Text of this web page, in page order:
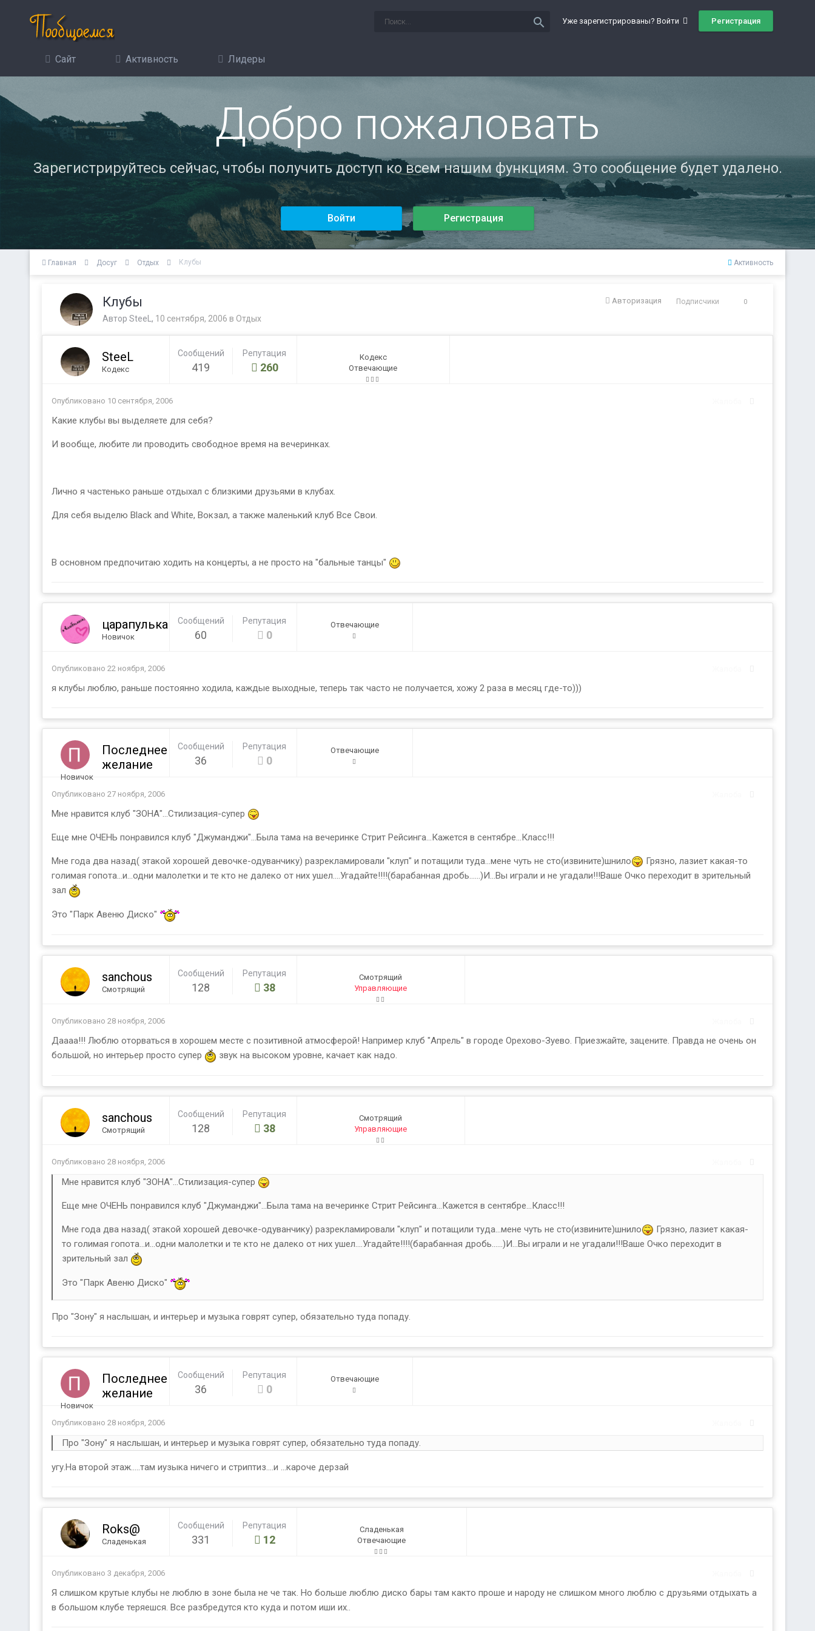
Уже зарегистрированы? Войти Регистрация
search
Сайт Активность Лидеры
Добро пожаловать
Зарегистрируйтесь сейчас, чтобы получить доступ ко всем нашим функциям. Это сообщение будет удалено.
Войти Регистрация
Активность
Главная Досуг Отдых Клубы
Авторизация Подписчики 0
Клубы
Автор SteeL , 10 сентября, 2006 в Отдых
SteeL
Кодекс
Сообщений
419
Репутация
260
Кодекс
Отвечающие
Опубликовано 10 сентября, 2006
Какие клубы вы выделяете для себя?
И вообще, любите ли проводить свободное время на вечеринках.
Лично я частенько раньше отдыхал с близкими друзьями в клубах.
Для себя выделю Black and White, Вокзал, а также маленький клуб Все Свои.
В основном предпочитаю ходить на концерты, а не просто на "бальные танцы"
царапулька
Новичок
Сообщений
60
Репутация
0
Отвечающие
Опубликовано 22 ноября, 2006
я клубы люблю, раньше постоянно ходила, каждые выходные, теперь так часто не получается, хожу 2 раза в месяц где-то)))
Последнее
желание
Новичок
Сообщений
36
Репутация
0
Отвечающие
Опубликовано 27 ноября, 2006
Мне нравится клуб "ЗОНА"...Стилизация-супер
Еще мне ОЧЕНЬ понравился клуб "Джуманджи"...Была тама на вечеринке Стрит Рейсинга...Кажется в сентябре...Класс!!!
Мне года два назад( этакой хорошей девочке-одуванчику) разрекламировали "клуп" и потащили туда...мене чуть не сто(извините)шнило
Грязно, лазиет какая-то
голимая гопота...и...одни малолетки и те кто не далеко от них ушел....Угадайте!!!!(барабанная дробь......)И...Вы играли и не угадали!!!Ваше Очко переходит в зрительный
зал
Это "Парк Авеню Диско"
sanchous
Смотрящий
Сообщений
128
Репутация
38
Смотрящий
Управляющие
Опубликовано 28 ноября, 2006
Даааа!!! Люблю оторваться в хорошем месте с позитивной атмосферой! Например клуб "Апрель" в городе Орехово-Зуево. Приезжайте, зацените. Правда не очень он
большой, но интерьер просто супер
звук на высоком уровне, качает как надо.
sanchous
Смотрящий
Сообщений
128
Репутация
38
Смотрящий
Управляющие
Опубликовано 28 ноября, 2006
Мне нравится клуб "ЗОНА"...Стилизация-супер
Еще мне ОЧЕНЬ понравился клуб "Джуманджи"...Была тама на вечеринке Стрит Рейсинга...Кажется в сентябре...Класс!!!
Мне года два назад( этакой хорошей девочке-одуванчику) разрекламировали "клуп" и потащили туда...мене чуть не сто(извините)шнило
Грязно, лазиет какая-
то голимая гопота...и...одни малолетки и те кто не далеко от них ушел....Угадайте!!!!(барабанная дробь......)И...Вы играли и не угадали!!!Ваше Очко переходит в
зрительный зал
Это "Парк Авеню Диско"
Про "Зону" я наслышан, и интерьер и музыка говрят супер, обязательно туда попаду.
Последнее
желание
Новичок
Сообщений
36
Репутация
0
Отвечающие
Опубликовано 28 ноября, 2006
Про "Зону" я наслышан, и интерьер и музыка говрят супер, обязательно туда попаду.
угу.На второй этаж.....там иузыка ничего и стриптиз....и ...кароче дерзай
Roks@
Сладенькая
Сообщений
331
Репутация
12
Сладенькая
Отвечающие
Опубликовано 3 декабря, 2006
Я слишком крутые клубы не люблю в зоне была не че так. Но больше люблю диско бары там както проше и народу не слишком много люблю с друзьями отдыхать а
в большом клубе теряешся. Все разбредутся кто куда и потом иши их..